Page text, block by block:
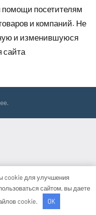
помощи посетителям
и компаний. Не
и изменившуюся
cookie для улучшения
сайтом, вы даете
cookie.
OK